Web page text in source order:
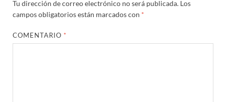
Tu dirección de correo electrónico no será publicada. Los
campos obligatorios están marcados con *
COMENTARIO *